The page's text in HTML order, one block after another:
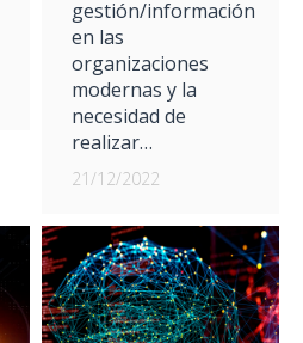
gestión/información
en las
organizaciones
modernas y la
necesidad de
realizar…
21/12/2022